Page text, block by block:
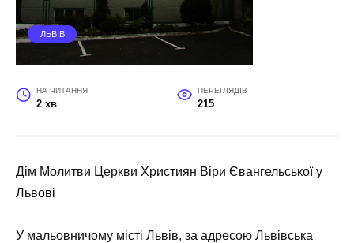
ЛЬВІВ
НА ЧИТАННЯ
2 хв
ПЕРЕГЛЯДІВ
215
Дім Молитви Церкви Християн Віри Євангельської у
Львові
У мальовничому місті Львів, за адресою Львівська